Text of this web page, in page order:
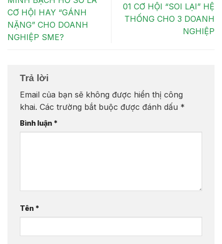
CƠ HỘI HAY “GÁNH
NẶNG” CHO DOANH
NGHIỆP SME?
01 CƠ HỘI “SOI LẠI” HỆ
THỐNG CHO 3 DOANH
NGHIỆP
Trả lời
Email của bạn sẽ không được hiển thị công
khai. Các trường bắt buộc được đánh dấu *
Bình luận *
Tên *